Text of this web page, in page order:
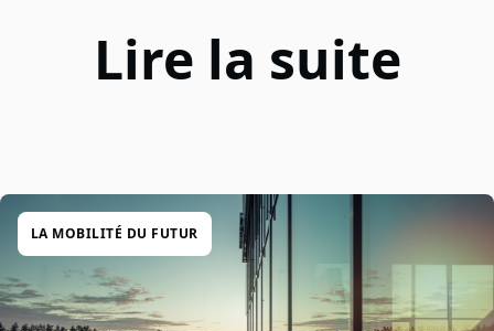
Lire la suite
LA MOBILITÉ DU FUTUR